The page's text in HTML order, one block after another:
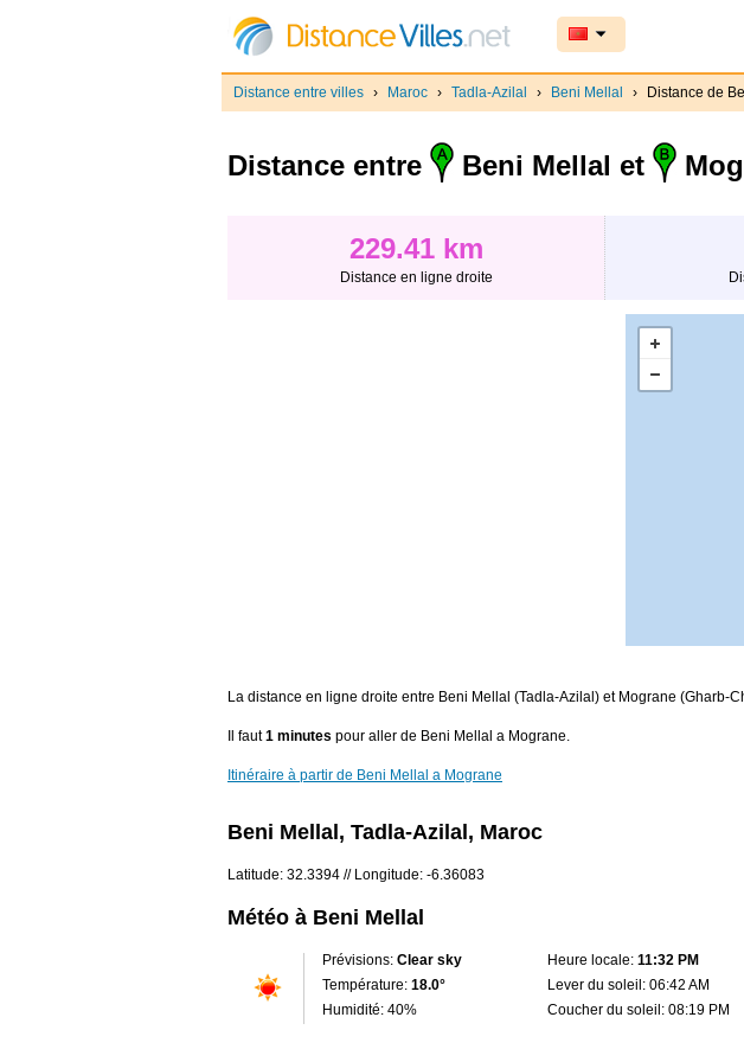
Distance entre villes › Maroc › Tadla-Azilal › Beni Mellal › Distance de
Distance entre Beni Mellal et
229.41 km
Distance en ligne droite
La distance en ligne droite entre Beni Mellal (Tadla-Azilal) et Mograne (Gharb-
Il faut1 minutes pour aller de Beni Mellal a Mograne.
Itinéraire à partir de Beni Mellal a Mograne
Beni Mellal, Tadla-Azilal, Maroc
Latitude: 32.3394 // Longitude: -6.36083
Météo à Beni Mellal
Prévisions: Clear sky
Température: 18.0°
Humidité: 40%
Heure locale: 11:32 PM
Lever du soleil: 06:42 AM
Coucher du soleil: 08:19 PM